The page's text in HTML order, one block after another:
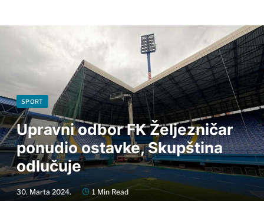
SPORT
Upravni odbor FK Željezničar
ponudio ostavke, Skupština
odlučuje
30. Marta 2024. 1 Min Read